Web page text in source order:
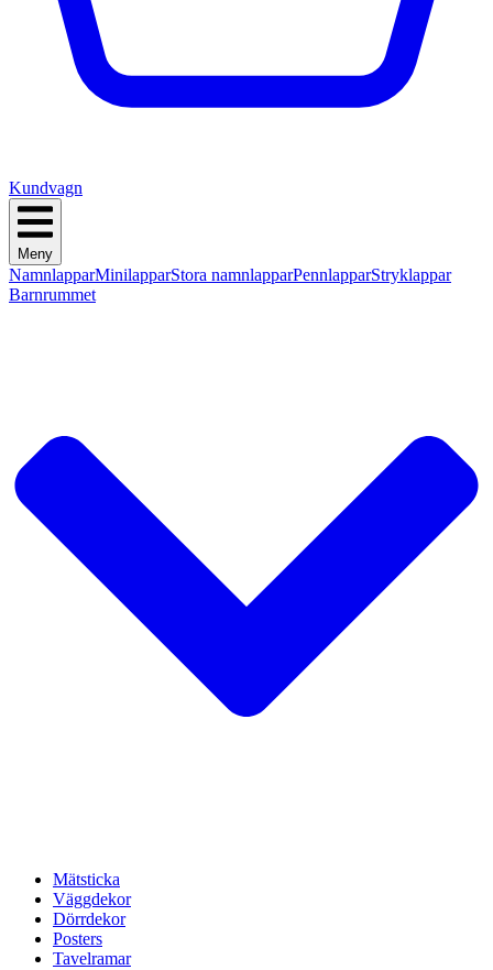
Kundvagn
Meny
NamnlapparMinilapparStora namnlapparPennlapparStryklappar
Barnrummet
Mätsticka
Väggdekor
Dörrdekor
Posters
Tavelramar